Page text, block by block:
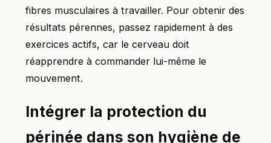
fibres musculaires à travailler. Pour obtenir des
résultats pérennes, passez rapidement à des
exercices actifs, car le cerveau doit
réapprendre à commander lui-même le
mouvement.
Intégrer la protection du
périnée dans son hygiène de